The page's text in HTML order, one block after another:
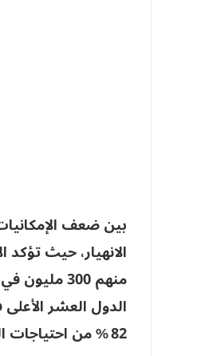
بين ضعف
منهم 300
الدول العشر
82 % من احتياجات الدعم الطبي العالمي رغم أنها تمثل فقط 11% من سكان العالم!